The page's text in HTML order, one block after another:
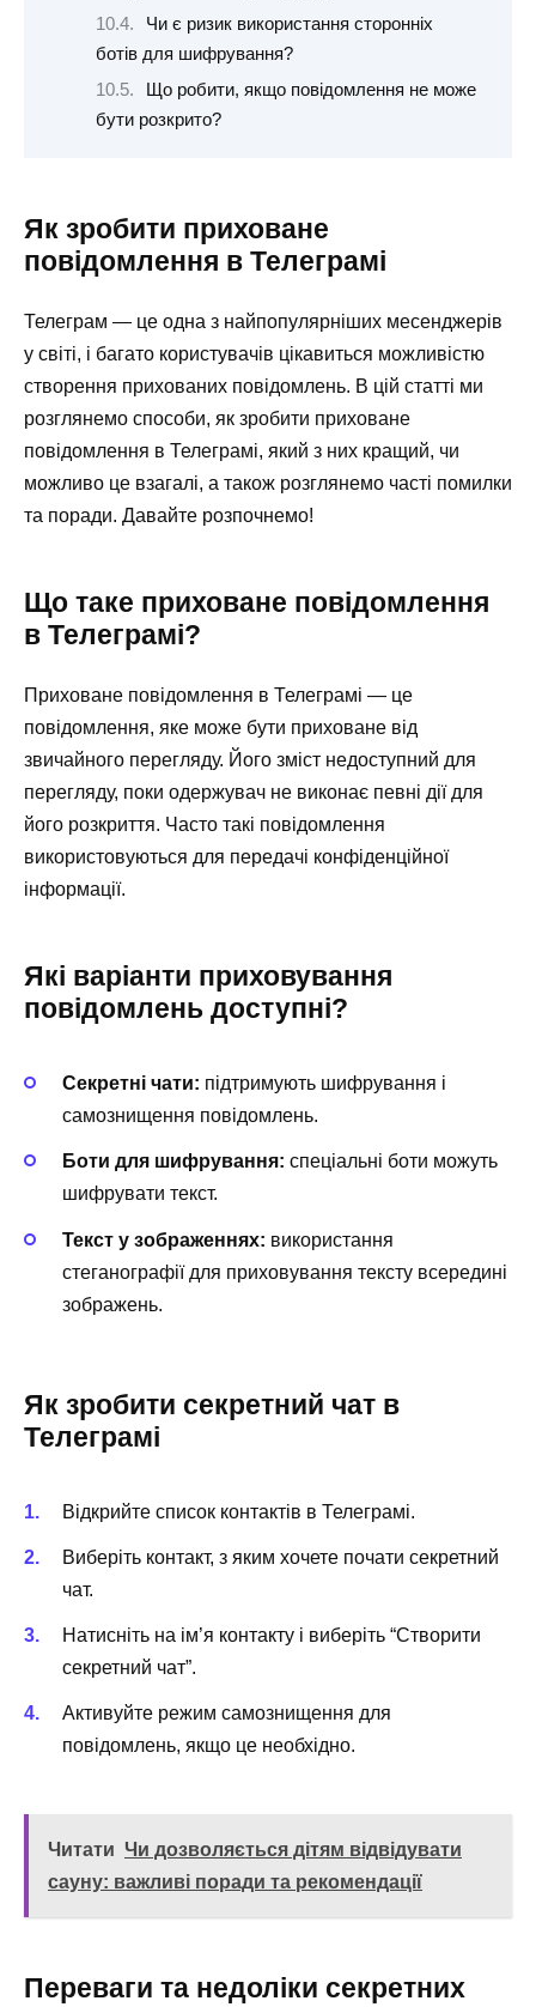
Чи є ризик використання сторонніх
ботів для шифрування?
Що робити, якщо повідомлення не може
бути розкрито?
Як зробити приховане
повідомлення в Телеграмі
Телеграм — це одна з найпопулярніших месенджерів
у світі, і багато користувачів цікавиться можливістю
створення прихованих повідомлень. В цій статті ми
розглянемо способи, як зробити приховане
повідомлення в Телеграмі, який з них кращий, чи
можливо це взагалі, а також розглянемо часті помилки
та поради. Давайте розпочнемо!
Що таке приховане повідомлення
в Телеграмі?
Приховане повідомлення в Телеграмі — це
повідомлення, яке може бути приховане від
звичайного перегляду. Його зміст недоступний для
перегляду, поки одержувач не виконає певні дії для
його розкриття. Часто такі повідомлення
використовуються для передачі конфіденційної
інформації.
Які варіанти приховування
повідомлень доступні?
Секретні чати: підтримують шифрування і
самознищення повідомлень.
Боти для шифрування: спеціальні боти можуть
шифрувати текст.
Текст у зображеннях: використання
стеганографії для приховування тексту всередині
зображень.
Як зробити секретний чат в
Телеграмі
Відкрийте список контактів в Телеграмі.
Виберіть контакт, з яким хочете почати секретний
чат.
Натисніть на ім’я контакту і виберіть “Створити
секретний чат”.
Активуйте режим самознищення для
повідомлень, якщо це необхідно.
Читати Чи дозволяється дітям відвідувати
сауну: важливі поради та рекомендації
Переваги та недоліки секретних